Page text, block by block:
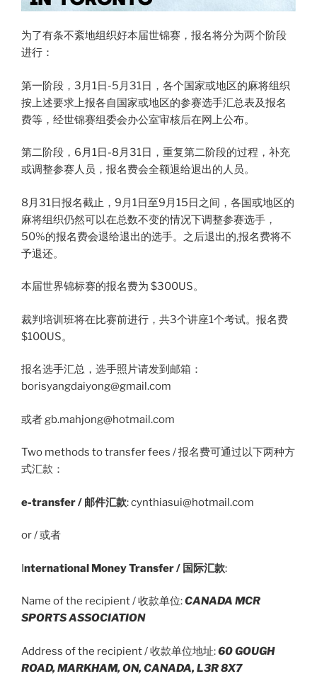
为了有条不紊地组织好本届世锦赛，报名将分为两个阶段
进行：
第一阶段，3月1日-5月31日，各个国家或地区的麻将组织
按上述要求上报各自国家或地区的参赛选手汇总表及报名
费等，经世锦赛组委会办公室审核后在网上公布。
第二阶段，6月1日-8月31日，重复第二阶段的过程，补充
或调整参赛人员，报名费会全额退给退出的人员。
8月31日报名截止，9月1日至9月15日之间，各国或地区的
麻将组织仍然可以在总数不变的情况下调整参赛选手，
50%的报名费会退给退出的选手。之后退出的,报名费将不
予退还。
本届世界锦标赛的报名费为 $300US。
裁判培训班将在比赛前进行，共3个讲座1个考试。报名费
$100US。
报名选手汇总，选手照片请发到邮箱：
borisyangdaiyong@gmail.com
或者 gb.mahjong@hotmail.com
Two methods to transfer fees / 报名费可通过以下两种方
式汇款：
e-transfer / 邮件汇款: cynthiasui@hotmail.com
or / 或者
International Money Transfer / 国际汇款:
Name of the recipient / 收款单位:CANADA MCR
SPORTS ASSOCIATION
Address of the recipient / 收款单位地址:60 GOUGH
ROAD, MARKHAM, ON, CANADA, L3R 8X7